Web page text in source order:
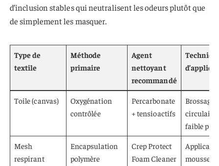
d’inclusion stables qui neutralisent les odeurs plutôt que
de simplement les masquer.
Type de
textile
Méthode
primaire
Agent
nettoyant
recommandé
Toile (canvas)
Oxygénation
contrôlée
Percarbonate
+ tensioactifs
Brossage
circulaire,
faible
Mesh
respirant
Encapsulation
polymère
Crep Protect
Foam Cleaner